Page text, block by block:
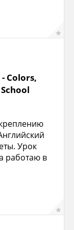
Colors,
Урок
работаю в